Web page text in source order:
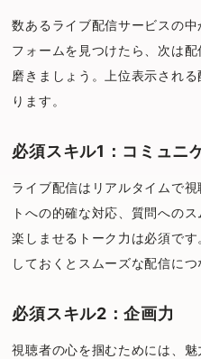
数あるライブ配信サービスの
フォームを見つけたら、次は
磨きましょう。上位表示され
ります。
必須スキル1：コミュニ
ライブ配信はリアルタイムで
トへの的確な対応、質問への
楽しませるトーク力は必須で
しておくとスムーズな配信につ
必須スキル2：企画力
視聴者の心を掴むためには、